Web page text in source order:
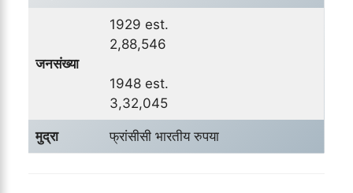
जनसंख्या
1929 est.
2,88,546
1948 est.
3,32,045
मुद्रा फ्रांसीसी भारतीय रुपया